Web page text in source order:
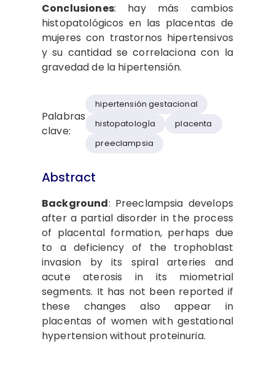
Conclusiones: hay más cambios
histopatológicos en las placentas de
mujeres con trastornos hipertensivos
y su cantidad se correlaciona con la
gravedad de la hipertensión.
Palabras
clave:
hipertensión gestacional
histopatología
placenta
preeclampsia
Abstract
Background: Preeclampsia develops
after a partial disorder in the process
of placental formation, perhaps due
to a deficiency of the trophoblast
invasion by its spiral arteries and
acute aterosis in its miometrial
segments. It has not been reported if
these changes also appear in
placentas of women with gestational
hypertension without proteinuria.